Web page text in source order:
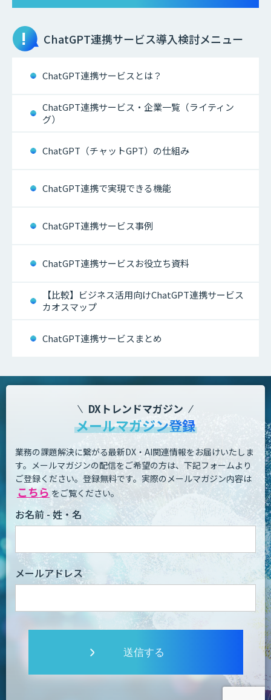
ChatGPT連携サービス導入検討メニュー
ChatGPT連携サービスとは？
ChatGPT連携サービス・企業一覧（ライティン
グ）
ChatGPT（チャットGPT）の仕組み
ChatGPT連携で実現できる機能
ChatGPT連携サービス事例
ChatGPT連携サービスお役立ち資料
【比較】ビジネス活用向けChatGPT連携サービス
カオスマップ
ChatGPT連携サービスまとめ
DXトレンドマガジン
メールマガジン登録
業務の課題解決に繋がる最新DX・AI関連情報をお届けいたしま
す。 メールマガジンの配信をご希望の方は、下記フォームより
ご登録ください。登録無料です。 実際のメールマガジン内容は
こちら をご覧ください。
お名前 - 姓・名
メールアドレス
送信する